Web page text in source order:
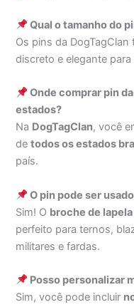
Qual o tamanho do
Os pins da DogTagClan
discreto e elegante para
Onde comprar pin
estados?
Na DogTagClan, você
detodos os estados
país.
O pin pode ser
Sim! O broche de lapela
perfeito para ternos,
militares e fardas.
Posso personalizar
Sim, você pode incluir